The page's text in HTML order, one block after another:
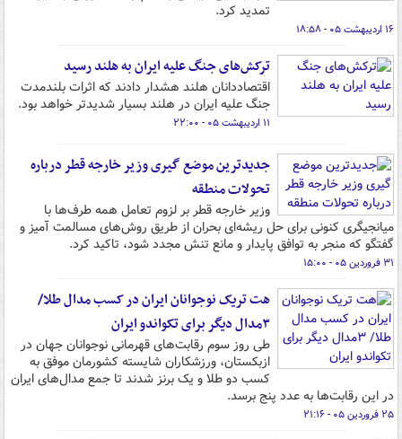
تمدید کرد.
۱۶ اردیبهشت ۰۵ - ۱۸:۵۸
ترکش‌های جنگ علیه ایران به هلند رسید
اقتصاددانان هلند هشدار دادند که اثرات بلندمدت
جنگ علیه ایران در هلند بسیار شدیدتر خواهد بود.
۱۱ اردیبهشت ۰۵ - ۲۲:۰۰
جدیدترین موضع گیری وزیر خارجه قطر درباره
تحولات منطقه
وزیر خارجه قطر بر لزوم تعامل همه طرف‌ها با
میانجیگری کنونی برای حل ریشه‌ای بحران از طریق روش‌های مسالمت آمیز و
گفتگو که منجر به توافق پایدار و مانع تنش مجدد شود، تاکید کرد.
۳۱ فروردین ۰۵ - ۱۵:۰۰
هت تریک نوجوانان ایران در کسب مدال طلا/
۳مدال دیگر برای تکواندو ایران
طی روز سوم رقابت‌های قهرمانی نوجوانان جهان در
ازبکستان، ورزشکاران شایسته کشورمان موفق به
کسب دو طلا و یک برنز شدند تا جمع مدال‌های ایران
در این رقابت‌ها به عدد پنج برسد.
۲۵ فروردین ۰۵ - ۲۱:۱۶